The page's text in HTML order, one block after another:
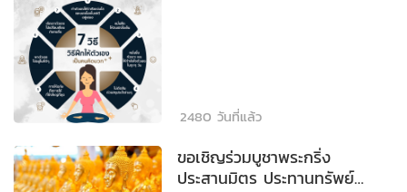
2480 วันที่แล้ว
ขอเชิญร่วมบูชาพระกริ่ง
ประสานมิตร ประทานทรัพย์